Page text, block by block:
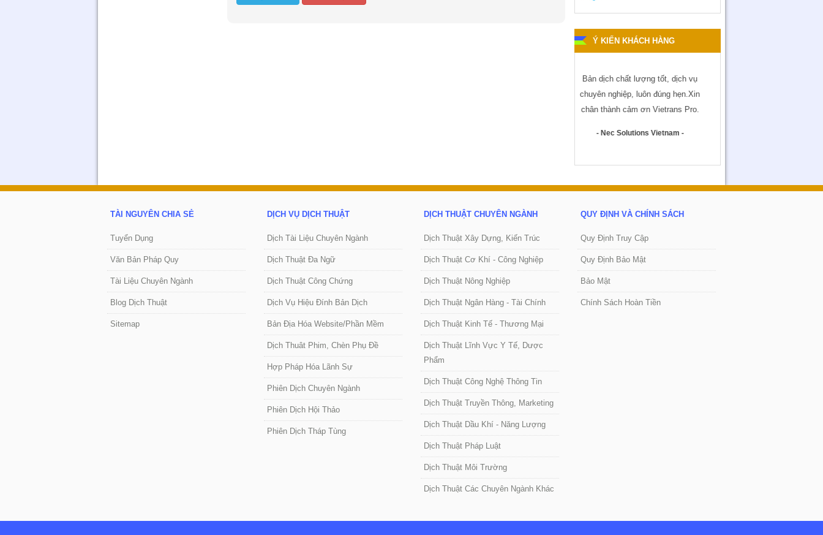
Ý KIẾN KHÁCH HÀNG
Bản dịch chất lượng tốt, dịch vụ
chuyên nghiệp, luôn đúng hẹn.Xin
chân thành cảm ơn Vietrans Pro.
- Nec Solutions Vietnam -
The translations were excellent.
Amazing accuracy. You exceeded my
expectations.
- KPMG International -
TÀI NGUYÊN CHIA SẺ
Tuyển Dụng
Văn Bản Pháp Quy
Tài Liệu Chuyên Ngành
Blog Dịch Thuật
Sitemap
DỊCH VỤ DỊCH THUẬT
Dịch Tài Liệu Chuyên Ngành
Dịch Thuật Đa Ngữ
Dịch Thuật Công Chứng
Dịch Vụ Hiệu Đính Bản Dịch
Bản Địa Hóa Website/Phần Mềm
Dịch Thuât Phim, Chèn Phụ Đề
Hợp Pháp Hóa Lãnh Sự
Phiên Dịch Chuyên Ngành
Phiên Dịch Hội Thảo
Phiên Dịch Tháp Tùng
DỊCH THUẬT CHUYÊN NGÀNH
Dịch Thuật Xây Dựng, Kiến Trúc
Dịch Thuật Cơ Khí - Công Nghiệp
Dịch Thuật Nông Nghiệp
Dịch Thuật Ngân Hàng - Tài Chính
Dịch Thuật Kinh Tế - Thương Mại
Dịch Thuật Lĩnh Vực Y Tế, Dược
Phẩm
Dịch Thuật Công Nghệ Thông Tin
Dịch Thuật Truyền Thông, Marketing
Dịch Thuật Dầu Khí - Năng Lượng
Dịch Thuật Pháp Luật
Dịch Thuật Môi Trường
Dịch Thuật Các Chuyên Ngành Khác
QUY ĐỊNH VÀ CHÍNH SÁCH
Quy Định Truy Cập
Quy Định Bảo Mật
Bảo Mật
Chính Sách Hoàn Tiền